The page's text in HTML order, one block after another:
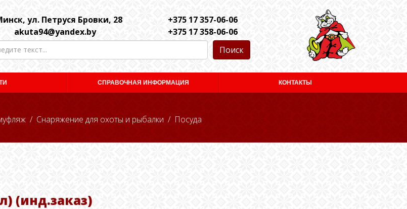
ул. Петруся Бровки, 28
akuta94@yandex.by
+375 17 357-06-06
+375 17 358-06-06
Поиск
СПРАВОЧНАЯ ИНФОРМАЦИЯ КОНТАКТЫ
Снаряжение для охоты и рыбалки
Посуда
(инд.заказ)